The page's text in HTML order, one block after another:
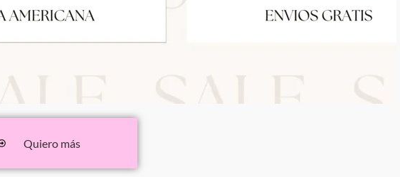
Quiero más